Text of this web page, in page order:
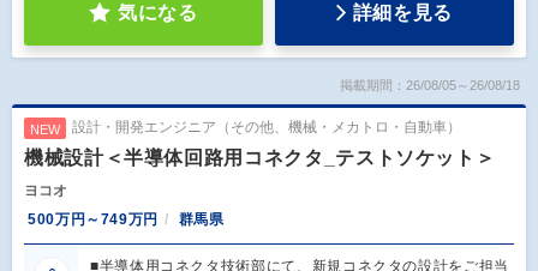
気になる 詳細を見る
掲載期間：26/08/05～26/08/18
NEW 設計・開発エンジニア（その他、機械・メカトロ・自動車）
機械設計＜半導体回路用コネクタ_テストソケット＞
ヨコオ
500万円～749万円
群馬県
■半導体用コネクタ技術部にて、新規コネクタの設計をご担当